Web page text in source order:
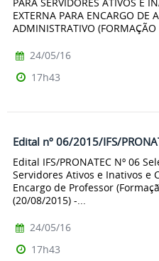
PARA SERVIDORES ATIVOS E
EXTERNA PARA ENCARGO DE
ADMINISTRATIVO (FORMAÇÃO
24/05/16
17h43
Edital nº 06/2015/IFS/
Edital IFS/PRONATEC Nº 06
Servidores Ativos e Inativos e
Encargo de Professor
(20/08/2015) -...
24/05/16
17h43